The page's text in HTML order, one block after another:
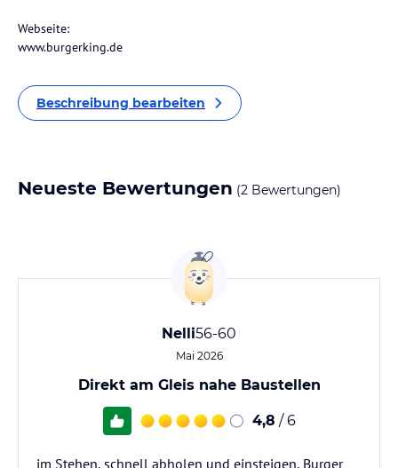
Webseite:
www.burgerking.de
Beschreibung bearbeiten
Neueste Bewertungen (2 Bewertungen)
Nelli56-60
Mai 2026
Direkt am Gleis nahe Baustellen
4,8 / 6
im Stehen, schnell abholen und einsteigen, Burger